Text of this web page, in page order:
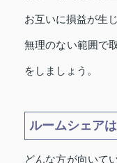
お互いに損益が生
無理のない範囲で
をしましょう。
ルームシェア
どんな方が向いて